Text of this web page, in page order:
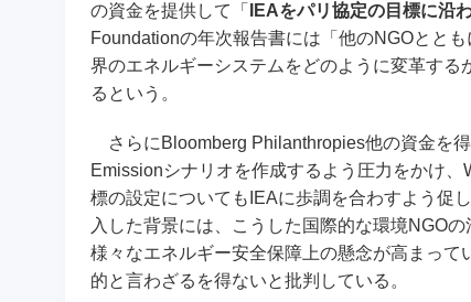
の資金を提供して「
IEAをパリ協定の目標に沿
Foundationの年次報告書には「他のNGOとと
界のエネルギーシステムをどのように変革す
るという。
さらにBloomberg Philanthropies他の資金を
Emissionシナリオを作成するよう圧力をかけ
標の設定についてもIEAに歩調を合わすよう促
入した背景には、こうした国際的な環境NGO
様々なエネルギー安全保障上の懸念が高まっ
的と言わざるを得ないと批判している。